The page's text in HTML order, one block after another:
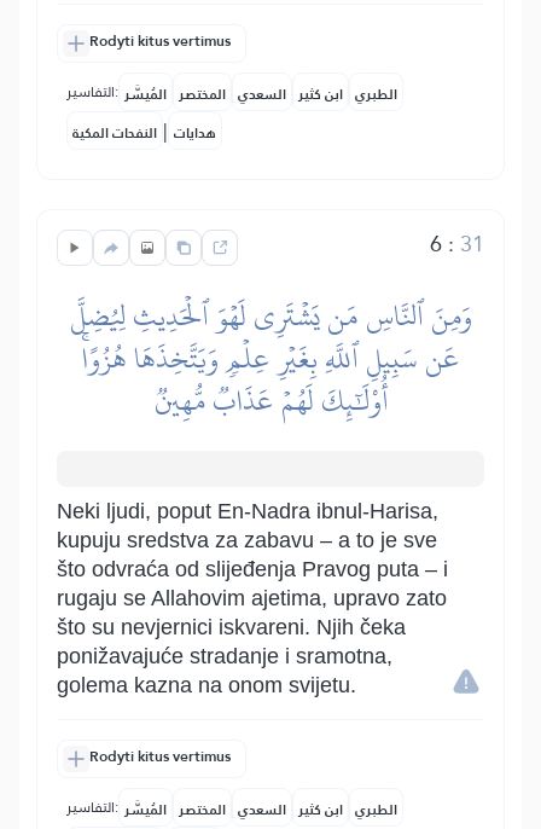
Rodyti kitus vertimus
التفاسير: المُيسَّر المختصر السعدي ابن كثير الطبري
النفحات المكية | هدايات
6: 31
وَمِنَ ٱلنَّاسِ مَن يَشۡتَرِي لَهۡوَ ٱلۡحَدِيثِ لِيُضِلَّ
عَن سَبِيلِ ٱللَّهِ بِغَيۡرِ عِلۡمٖ وَيَتَّخِذَهَا هُزُوًاۚ
أُوْلَٰٓئِكَ لَهُمۡ عَذَابٞ مُّهِينٞ
Neki ljudi, poput En-Nadra ibnul-Harisa,
kupuju sredstva za zabavu – a to je sve
što odvraća od slijeđenja Pravog puta – i
rugaju se Allahovim ajetima, upravo zato
što su nevjernici iskvareni. Njih čeka
ponižavajuće stradanje i sramotna,
golema kazna na onom svijetu.
Rodyti kitus vertimus
التفاسير: المُيسَّر المختصر السعدي ابن كثير الطبري